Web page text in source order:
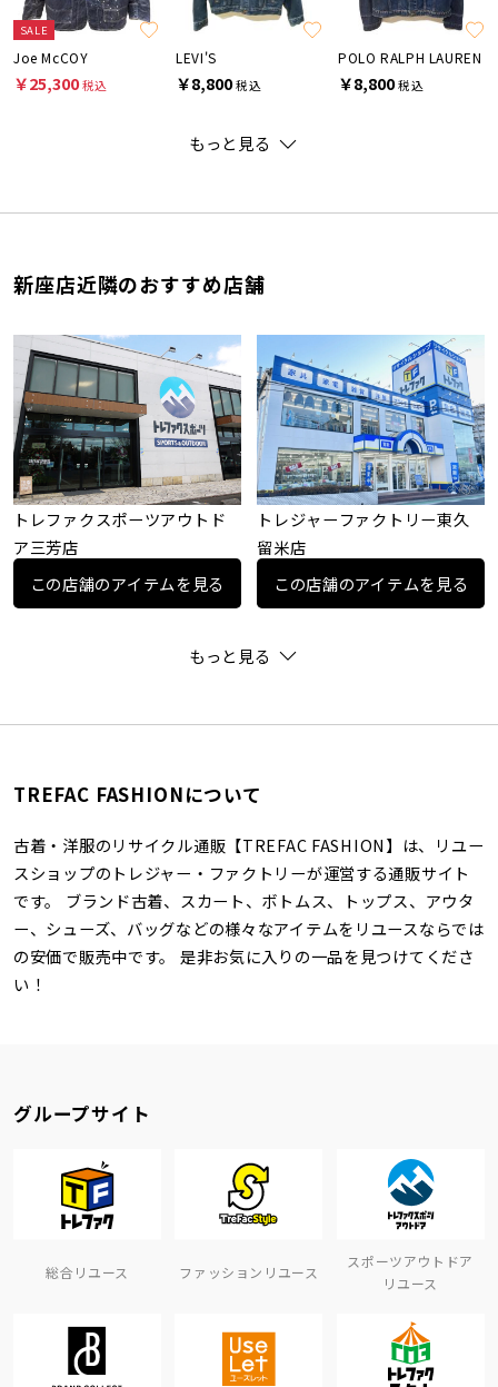
SALE
Joe McCOY
￥25,300税込
LEVI'S
￥8,800税込
POLO RALPH LAUREN
￥8,800税込
もっと見る
新座店近隣のおすすめ店舗
トレファクスポーツアウトド
ア三芳店
この店舗のアイテムを見る
トレジャーファクトリー東久
留米店
この店舗のアイテムを見る
もっと見る
TREFAC FASHIONについて
古着・洋服のリサイクル通販【TREFAC FASHION】は、リユー
スショップのトレジャー・ファクトリーが運営する通販サイト
です。 ブランド古着、スカート、ボトムス、トップス、アウタ
ー、シューズ、バッグなどの様々なアイテムをリユースならでは
の安価で販売中です。 是非お気に入りの一品を見つけてくださ
い！
グループサイト
総合リユース ファッションリユース
スポーツアウトドア
リユース